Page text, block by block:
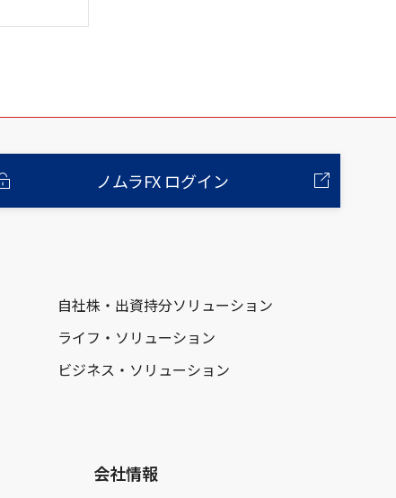
ノムラFX ログイン
自社株・出資持分ソリューション
ライフ・ソリューション
ビジネス・ソリューション
会社情報